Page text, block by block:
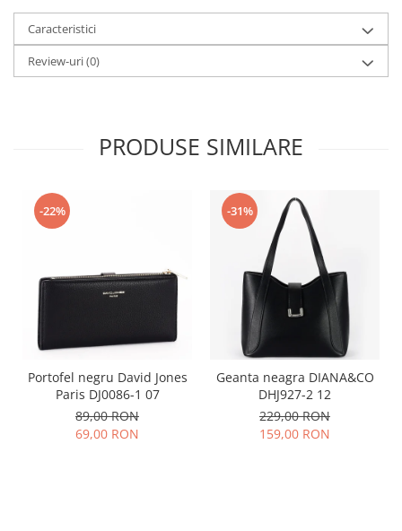
Caracteristici
Review-uri(0)
PRODUSE SIMILARE
-22%
Portofel negru David Jones
Paris DJ0086-1 07
89,00 RON
69,00 RON
-31%
Geanta neagra DIANA&CO
DHJ927-2 12
229,00 RON
159,00 RON